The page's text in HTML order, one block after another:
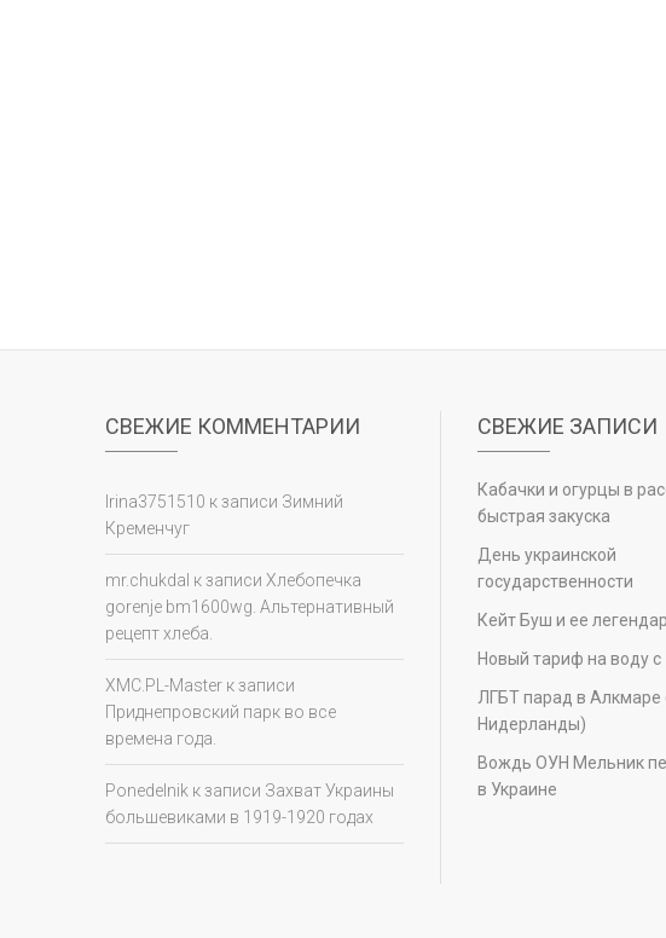
СВЕЖИЕ КОММЕНТАРИИ
Irina3751510 к записи Зимний
Кременчуг
mr.chukdal к записи Хлебопечка
gorenje bm1600wg. Альтернативный
рецепт хлеба.
XMC.PL-Master к записи
Приднепровский парк во все
времена года.
Ponedelnik к записи Захват Украины
большевиками в 1919-1920 годах
СВЕЖИЕ ЗАПИСИ
Кабачки и огурцы в
быстрая закуска
День украинской
государственности
Кейт Буш и ее
Новый тариф на воду с
ЛГБТ парад в Алкмаре
Нидерланды)
Вождь ОУН Мельник
в Украине